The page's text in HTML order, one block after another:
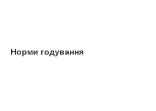
Норми годування